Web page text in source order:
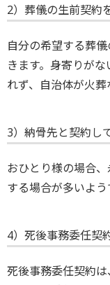
2）葬儀の生前契約
自分の希望する葬
きます。身寄りが
れず、自治体が火葬
3）納骨先と契約し
おひとり様の場合
する場合が多いよう
4）死後事務委任契
死後事務委任契約